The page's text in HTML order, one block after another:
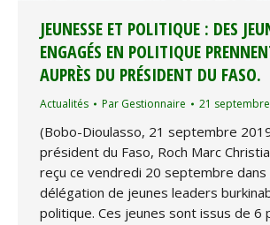
JEUNESSE ET POLITIQUE : DES
ENGAGÉS EN POLITIQUE
AUPRÈS DU PRÉSIDENT DU FASO.
Actualités Par Gestionnaire 21
(Bobo-Dioulasso, 21 septembre
président du Faso, Roch Marc
reçu ce vendredi 20 septembre dans
délégation de jeunes leaders
politique. Ces jeunes sont issus de 6